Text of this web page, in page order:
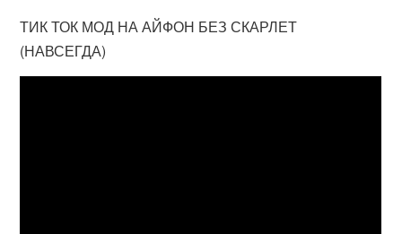
ТИК ТОК МОД НА АЙФОН БЕЗ СКАРЛЕТ
(НАВСЕГДА)